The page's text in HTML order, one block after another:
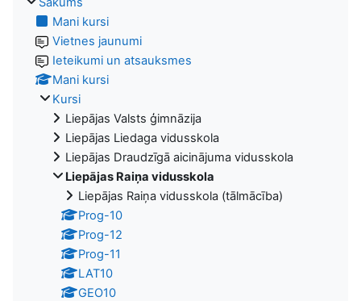
Mani kursi
Vietnes jaunumi
Ieteikumi un atsauksmes
Mani kursi
Kursi
Liepājas Valsts ģimnāzija
Liepājas Liedaga vidusskola
Liepājas Draudzīgā aicinājuma vidusskola
Liepājas Raiņa vidusskola
Liepājas Raiņa vidusskola (tālmācība)
Prog-10
Prog-12
Prog-11
LAT10
GEO10